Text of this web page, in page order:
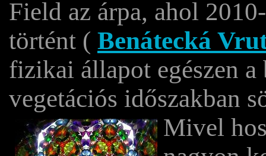
Field az árpa, ahol
történt ( Benátecká
fizikai állapot egészen
vegetációs időszakban
Mivel